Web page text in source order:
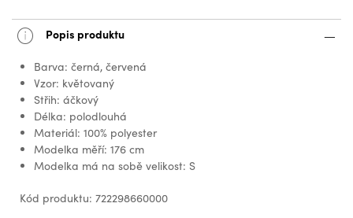
Popis produktu
Barva: černá, červená
Vzor: květovaný
Střih: áčkový
Délka: polodlouhá
Materiál: 100% polyester
Modelka měří: 176 cm
Modelka má na sobě velikost: S
Kód produktu: 722298660000